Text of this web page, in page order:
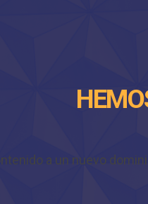
a un nuevo